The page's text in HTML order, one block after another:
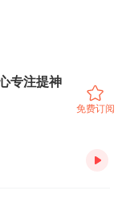
专注提神
免费订阅